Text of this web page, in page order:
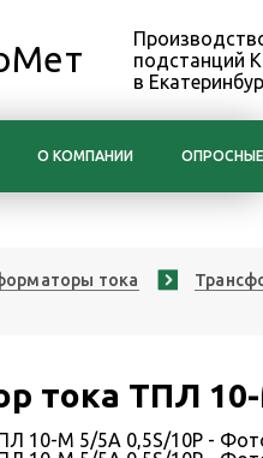
подстанций
в
О КОМПАНИИ
тока
тока ТПЛ